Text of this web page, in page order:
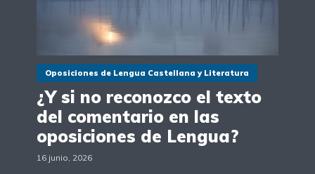
Oposiciones de Lengua Castellana y Literatura
¿Y si no reconozco el texto
del comentario en las
oposiciones de Lengua?
16 junio, 2026